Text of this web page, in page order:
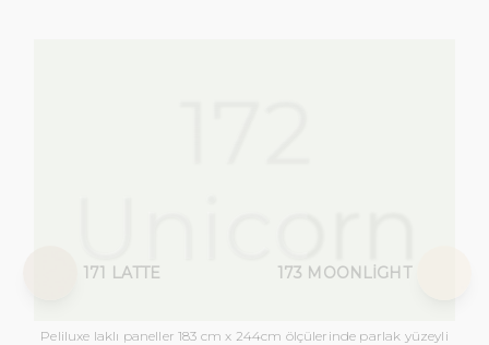
Peliluxe laklı paneller 183 cm x 244cm ölçülerinde parlak yüzeyli
171 LATTE 173 MOONLIGHT